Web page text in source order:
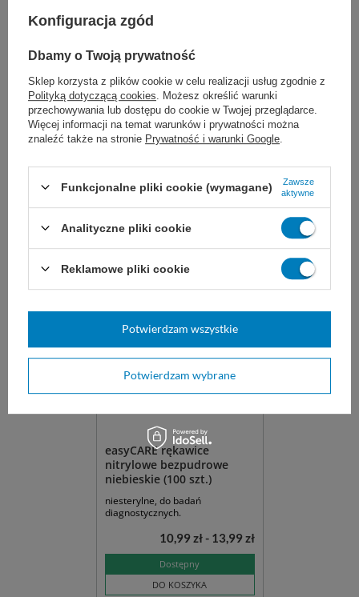
zagięte
Wielorazowe, hemostatyczne,
zagięte z ząbkami 1x2. Do
chwytania i zaciskania naczyń
krwionośny lub innych struktur
13 cm 14 cm 16 cm
18 cm
Dostępny
WYBIERZ WARIANT
33,00 zł
do precyzyjnego umieszczania i
manipulowania igłą podczas
szycia. Imadło wielokrotnego
użytku, wykonane ze stali
Dostępny
DO KOSZYKA
36,00 zł
easyCARE rękawice
nitrylowe bezpudrowe
niebieskie (100 szt.)
niesterylne, do badań
diagnostycznych.
Dostępny
DO KOSZYKA
10,99 zł - 13,99 zł
Konfiguracja zgód
Dbamy o Twoją prywatność
Sklep korzysta z plików cookie w celu realizacji usług zgodnie z
Polityką dotyczącą cookies . Możesz określić warunki
przechowywania lub dostępu do cookie w Twojej przeglądarce.
Więcej informacji na temat warunków i prywatności można
znaleźć także na stronie Prywatność i warunki Google
Funkcjonalne pliki cookie (wymagane)
Zawsze
aktywne
Analityczne pliki cookie
Reklamowe pliki cookie
Potwierdzam wybrane
Potwierdzam wszystkie